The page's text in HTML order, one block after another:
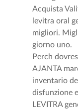
Acquista
levitra oral
migliori.
giorno uno.
Perch
AJANTA
inventario
disfunzione
LEVITRA